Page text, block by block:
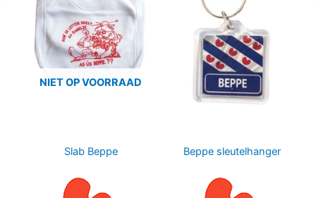
NIET OP VOORRAAD
Slab Beppe Beppe sleutelhanger